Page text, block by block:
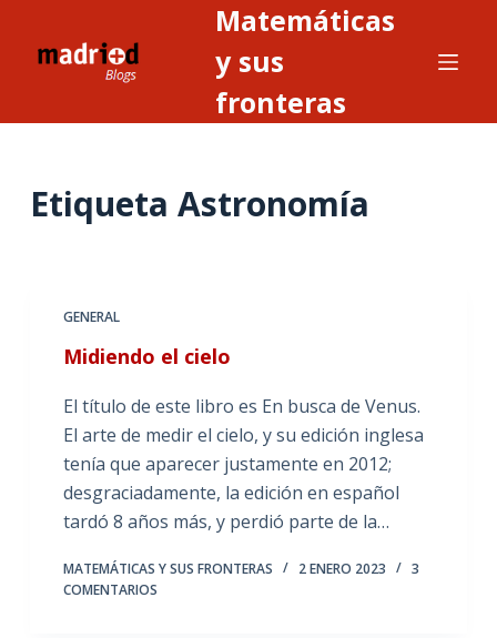
Matemáticas
y sus
fronteras
Etiqueta Astronomía
GENERAL
Midiendo el cielo
El título de este libro es En busca de Venus.
El arte de medir el cielo, y su edición inglesa
tenía que aparecer justamente en 2012;
desgraciadamente, la edición en español
tardó 8 años más, y perdió parte de la…
MATEMÁTICAS Y SUS FRONTERAS 2 ENERO 2023
3
COMENTARIOS